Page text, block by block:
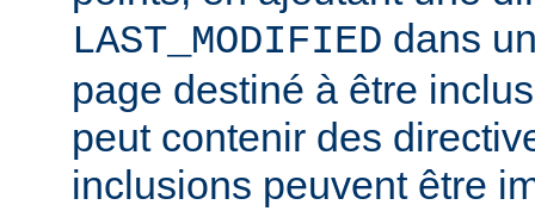
LAST_MODIFIED dans
page destiné à être
peut contenir des
inclusions peuvent être